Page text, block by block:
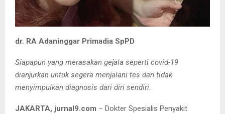
dr. RA Adaninggar Primadia SpPD
Siapapun yang merasakan gejala seperti covid-19
dianjurkan untuk segera menjalani tes dan tidak
menyimpulkan diagnosis dari diri sendiri.
JAKARTA, jurnal9.com – Dokter Spesialis Penyakit